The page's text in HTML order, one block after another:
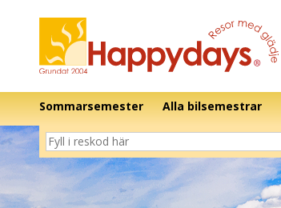
Sommarsemester Alla bilsemestrar